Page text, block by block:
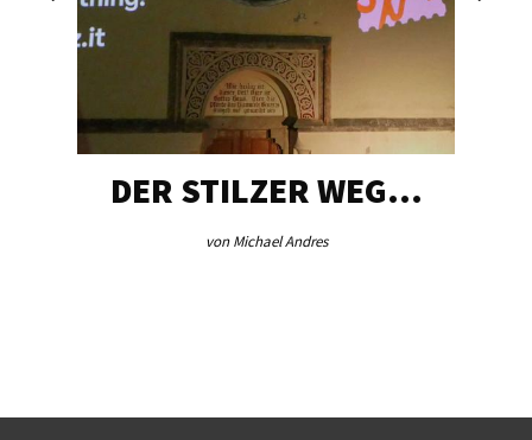
DER STILZER WEG…
von Michael Andres